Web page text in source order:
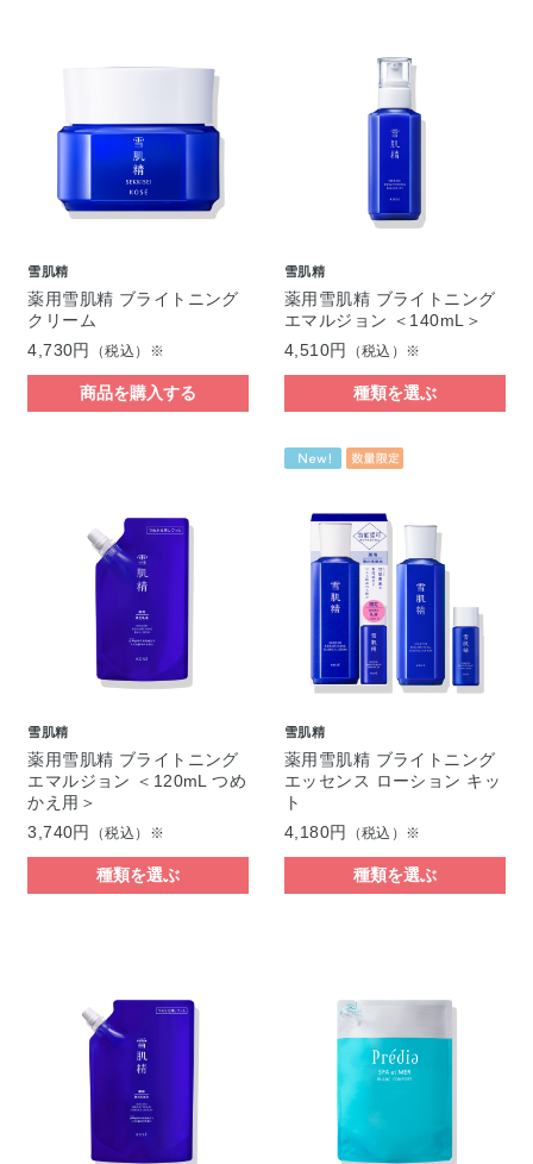
雪肌精
薬用雪肌精 ブライトニング
クリーム
4,730円
（税込）※
商品を購入する
雪肌精
薬用雪肌精 ブライトニング
エマルジョン ＜140mL＞
4,510円
（税込）※
種類を選ぶ
雪肌精
薬用雪肌精 ブライトニング
エマルジョン ＜120mL つめ
かえ用＞
3,740円
（税込）※
種類を選ぶ
雪肌精
薬用雪肌精 ブライトニング
エッセンス ローション キッ
ト
4,180円
（税込）※
種類を選ぶ